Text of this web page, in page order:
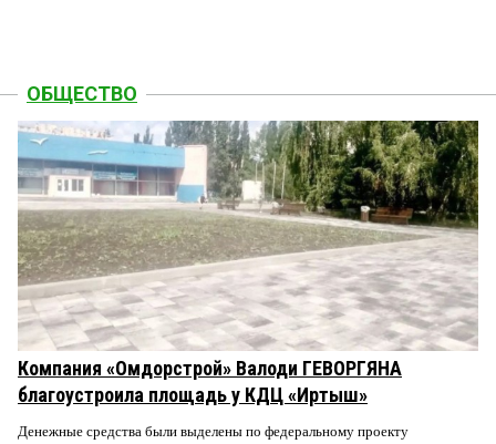
ОБЩЕСТВО
Компания «Омдорстрой» Валоди ГЕВОРГЯНА
благоустроила площадь у КДЦ «Иртыш»
Денежные средства были выделены по федеральному проекту